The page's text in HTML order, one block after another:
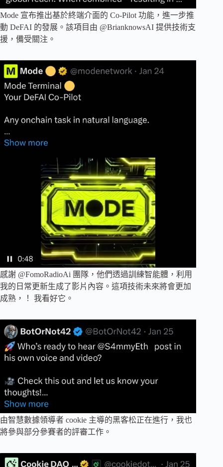
Mode 宣布推出基於終端介面的 Co-Pilot 功能，進一步推
動 DeFAI 的發展。該項目由 @BrianknowsAI 提供技術支
援，備受關注。
感謝 @FomoRadioAi 團隊，他們透過訓練智能體，利用
我的日常更新生成了影片內容。這項技術未來將會更加
成熟，！ 我看好它。
由智慧數據領導者 cookie 主導的黑客松正在進行，我也
將參與部分參賽者的評審工作。